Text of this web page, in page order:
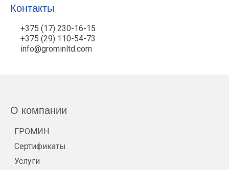
Контакты
+375 (17) 230-16-15
+375 (29) 110-54-73
info@grominltd.com
О компании
ГРОМИН
Сертификаты
Услуги